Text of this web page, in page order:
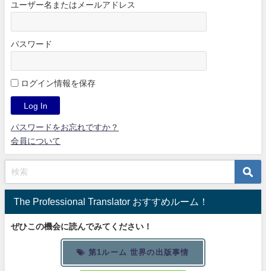
ユーザー名またはメールアドレス
パスワード
ログイン情報を保存
パスワードをお忘れですか？
会員について
The Professional Translator おすすめルーム！
ぜひこの機会に読んでみてください！
第1ルーム 世界の出版事情